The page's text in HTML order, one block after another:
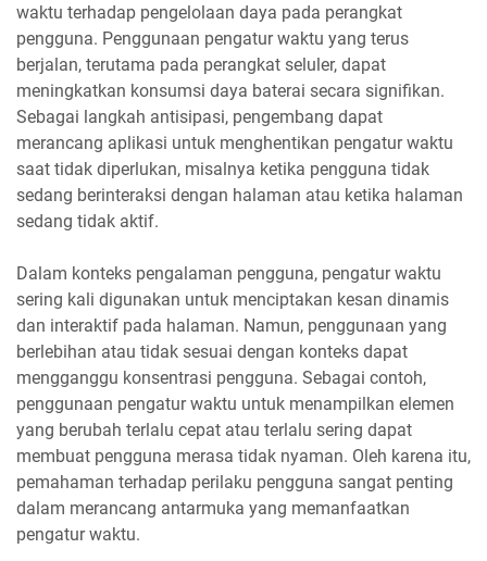
waktu terhadap pengelolaan daya pada perangkat
pengguna. Penggunaan pengatur waktu yang terus
berjalan, terutama pada perangkat seluler, dapat
meningkatkan konsumsi daya baterai secara signifikan.
Sebagai langkah antisipasi, pengembang dapat
merancang aplikasi untuk menghentikan pengatur waktu
saat tidak diperlukan, misalnya ketika pengguna tidak
sedang berinteraksi dengan halaman atau ketika halaman
sedang tidak aktif.
Dalam konteks pengalaman pengguna, pengatur waktu
sering kali digunakan untuk menciptakan kesan dinamis
dan interaktif pada halaman. Namun, penggunaan yang
berlebihan atau tidak sesuai dengan konteks dapat
mengganggu konsentrasi pengguna. Sebagai contoh,
penggunaan pengatur waktu untuk menampilkan elemen
yang berubah terlalu cepat atau terlalu sering dapat
membuat pengguna merasa tidak nyaman. Oleh karena itu,
pemahaman terhadap perilaku pengguna sangat penting
dalam merancang antarmuka yang memanfaatkan
pengatur waktu.